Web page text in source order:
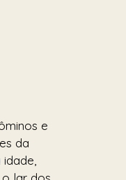
e
da